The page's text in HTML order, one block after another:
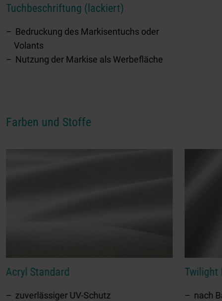
Tuchbeschriftung (lackiert)
Bedruckung des Markisentuchs oder
Volants
Nutzung der Markise als Werbefläche
Farben und Stoffe
Acryl Standard
zuverlässiger UV-Schutz
Twilight
nach